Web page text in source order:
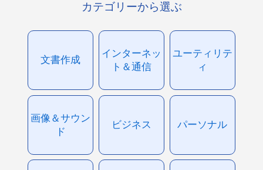
カテゴリーから選ぶ
文書作成
インターネッ
ト＆通信
ユーティリテ
ィ
画像＆サウン
ド
ビジネス パーソナル